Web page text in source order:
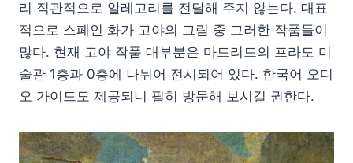
리 직관적으로 알레고리를 전달해 주지 않는다. 대표
적으로 스페인 화가 고야의 그림 중 그러한 작품들이
많다. 현재 고야 작품 대부분은 마드리드의 프라도 미
술관 1층과 0층에 나뉘어 전시되어 있다. 한국어 오디
오 가이드도 제공되니 필히 방문해 보시길 권한다.